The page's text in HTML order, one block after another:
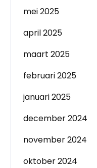
mei 2025
april 2025
maart 2025
februari 2025
januari 2025
december 2024
november 2024
oktober 2024